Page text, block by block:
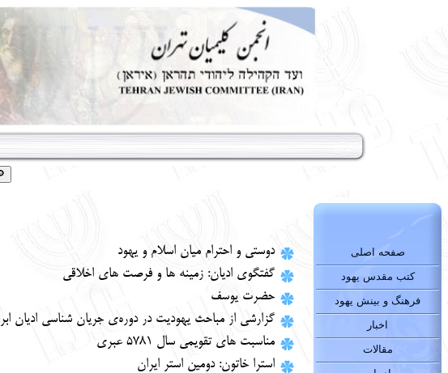
دوستی و احترام میان اسلام و یهود
گفتگوی ادیان: زمینه ها و فرصت های اخلاقی
حضرت یوسف
گزارشی از مباحث یهودیت در دوره‌ی جریان شناسی ادیان
مناسبت های تقویمی سال 5781 عبری
استرا خاتون: دومین استر ایران
صفحه اصلی
کتب مقدس یهود
فرهنگ و بینش یهود
اخبار
مقالات